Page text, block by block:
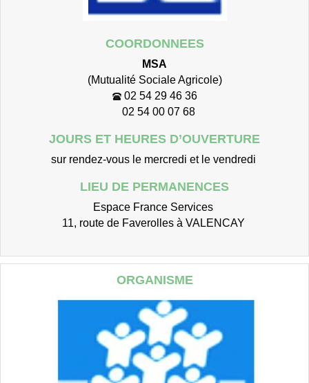
COORDONNEES
MSA
(Mutualité Sociale Agricole)
02 54 29 46 36
02 54 00 07 68
JOURS ET HEURES D’OUVERTURE
sur rendez-vous le mercredi et le vendredi
LIEU DE PERMANENCES
Espace France Services
11, route de Faverolles à VALENCAY
ORGANISME